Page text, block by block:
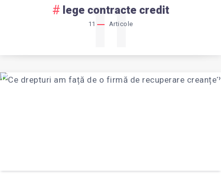
lege contracte credit
11 Articole
11